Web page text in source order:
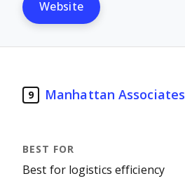
Website
9 Manhattan Associates
Best for logistics efficiency